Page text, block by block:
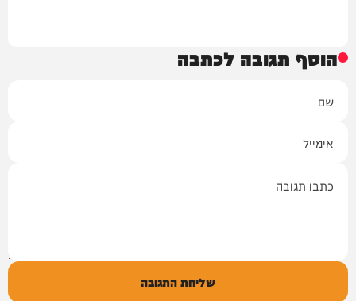
הוסף תגובה לכתבה
שליחת התגובה